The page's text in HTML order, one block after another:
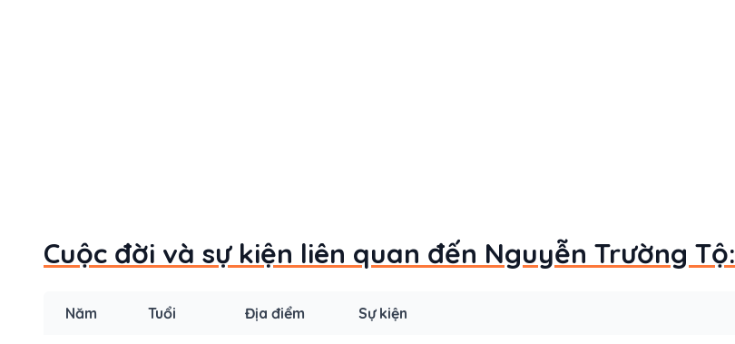
Cuộc đời và sự kiện liên quan đến Nguyễn Trường Tộ:
Năm Tuổi Địa điểm Sự kiện